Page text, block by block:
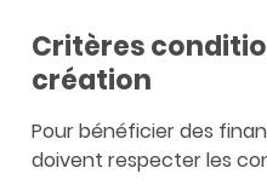
Critères
création
Pour bénéficier des
doivent respecter les